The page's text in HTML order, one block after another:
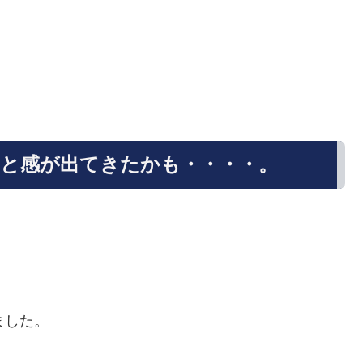
感が出てきたかも・・・・。
た。